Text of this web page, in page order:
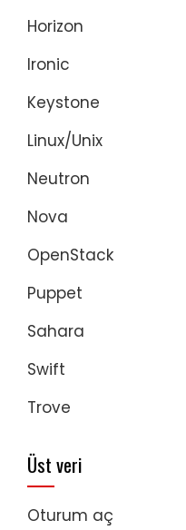
Horizon
Ironic
Keystone
Linux/Unix
Neutron
Nova
OpenStack
Puppet
Sahara
Swift
Trove
Üst veri
Oturum aç